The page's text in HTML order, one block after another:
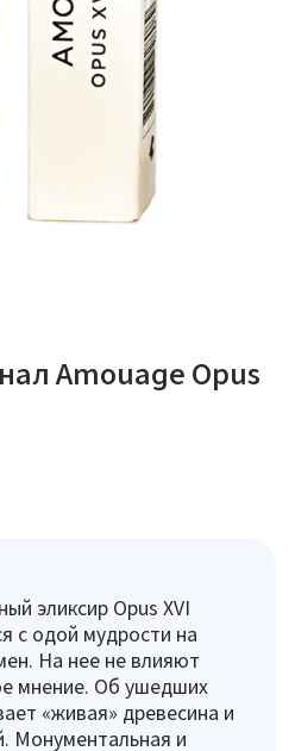
Amouage Opus
эликсир Opus XVI
с одой мудрости на
На нее не влияют
мнение. Об ушедших
«живая» древесина и
Монументальная и